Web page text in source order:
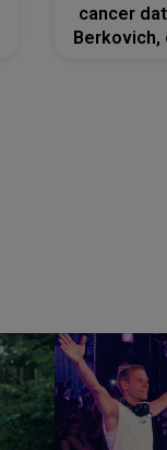
cancer
Berkovich,